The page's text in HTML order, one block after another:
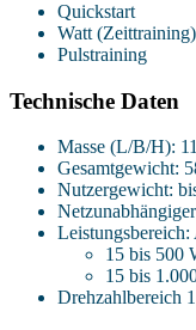
Quickstart
Watt (Zeittraining)
Pulstraining
Technische Daten
Masse (L/B/H):
Gesamtgewicht:
Nutzergewicht:
15 bis 500
15 bis
Drehzahlbereich